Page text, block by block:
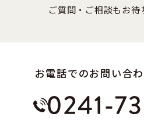
ご質問・ご相談もお待
お電話でのお問い合